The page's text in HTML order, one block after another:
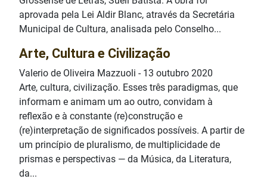
aprovada pela Lei Aldir Blanc, através da Secretária
Municipal de Cultura, analisada pelo Conselho...
Arte, Cultura e Civilização
Valerio de Oliveira Mazzuoli - 13 outubro 2020
Arte, cultura, civilização. Esses três paradigmas, que
informam e animam um ao outro, convidam à
reflexão e à constante (re)construção e
(re)interpretação de significados possíveis. A partir de
um princípio de pluralismo, de multiplicidade de
prismas e perspectivas — da Música, da Literatura,
da...